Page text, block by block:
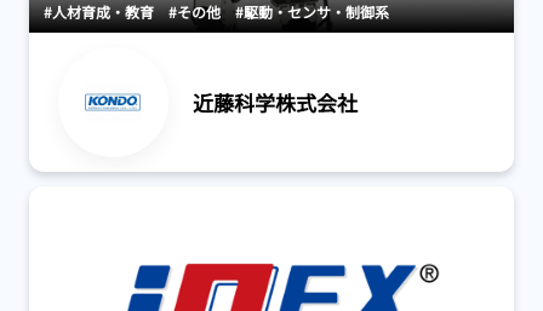
#人材育成・教育 #その他 #駆動・センサ・制御系
近藤科学株式会社